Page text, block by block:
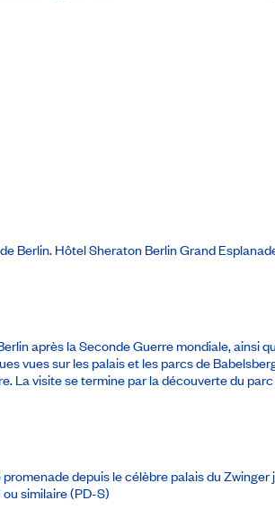
Berlin. Hôtel Sheraton Berlin Grand
après la Seconde Guerre mondiale, ainsi
vues sur les palais et les parcs de
La visite se termine par la découverte du
depuis le célèbre palais du Zwinger
ou similaire (PD-S)